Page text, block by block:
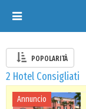
Toggle
navigation
POPOLARITÀ
2 Hotel Consigliati
Annuncio